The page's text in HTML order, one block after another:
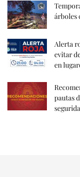
árboles
Alerta
evitar
en
pautas